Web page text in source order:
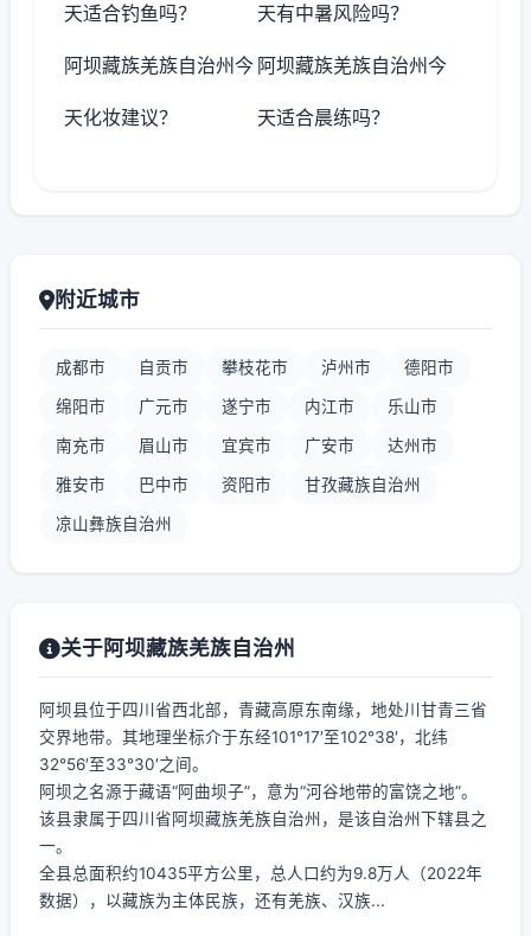
天适合钓鱼吗？ 天有中暑风险吗？
阿坝藏族羌族自治州今
天化妆建议？
阿坝藏族羌族自治州今
天适合晨练吗？
附近城市
成都市 自贡市 攀枝花市 泸州市 德阳市
绵阳市 广元市 遂宁市 内江市 乐山市
南充市 眉山市 宜宾市 广安市 达州市
雅安市 巴中市 资阳市 甘孜藏族自治州
凉山彝族自治州
关于阿坝藏族羌族自治州
阿坝县位于四川省西北部，青藏高原东南缘，地处川甘青三省
交界地带。其地理坐标介于东经101°17′至102°38′，北纬
32°56′至33°30′之间。
阿坝之名源于藏语“阿曲坝子”，意为“河谷地带的富饶之地”。
该县隶属于四川省阿坝藏族羌族自治州，是该自治州下辖县之
一。
全县总面积约10435平方公里，总人口约为9.8万人（2022年
数据），以藏族为主体民族，还有羌族、汉族...